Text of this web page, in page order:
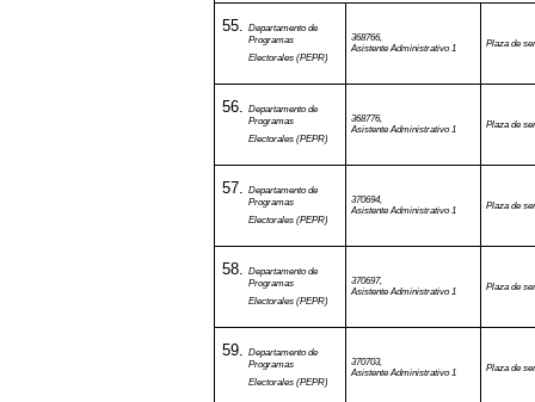
Departamento de
Programas
Electorales (PEPR)
368766,
Asistente Administrativo 1
Plaza de
Departamento de
Programas
Electorales (PEPR)
368776,
Asistente Administrativo 1
Plaza de
Departamento de
Programas
Electorales (PEPR)
370694,
Asistente Administrativo 1
Plaza de
Departamento de
Programas
Electorales (PEPR)
370697,
Asistente Administrativo 1
Plaza de
Departamento de
Programas
Electorales (PEPR)
370703,
Asistente Administrativo 1
Plaza de